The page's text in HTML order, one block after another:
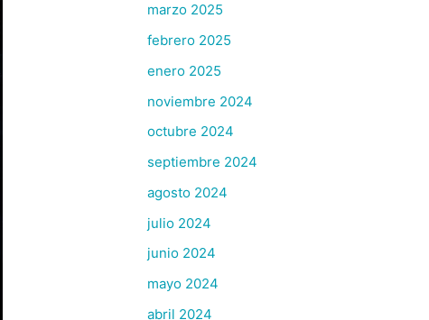
marzo 2025
febrero 2025
enero 2025
noviembre 2024
octubre 2024
septiembre 2024
agosto 2024
julio 2024
junio 2024
mayo 2024
abril 2024